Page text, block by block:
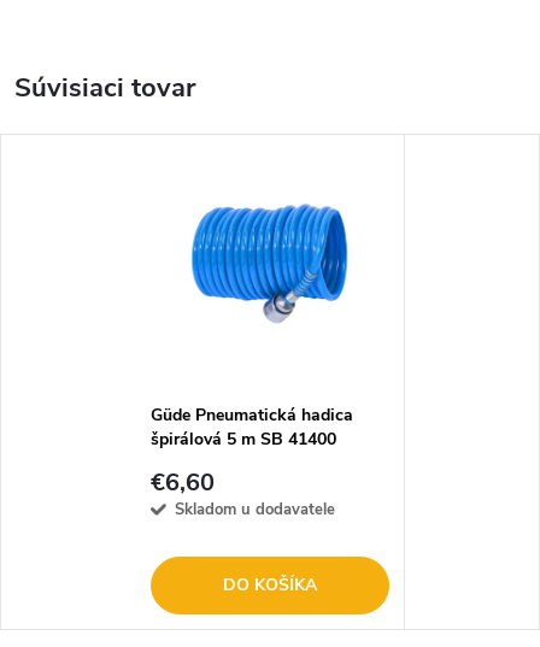
Súvisiaci tovar
Güde Pneumatická hadica
špirálová 5 m SB 41400
€6,60
Skladom u dodavatele
DO KOŠÍKA